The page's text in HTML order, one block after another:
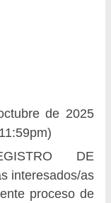
de 2025
DE
interesados/as
proceso de